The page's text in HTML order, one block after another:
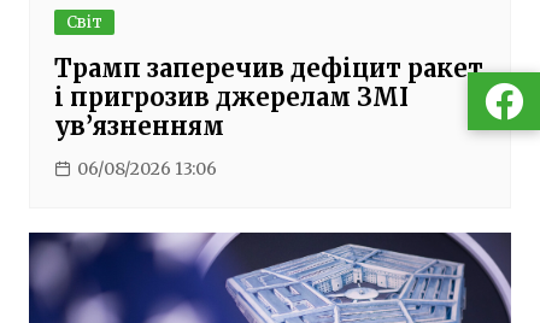
Світ
Трамп заперечив дефіцит ракет
і пригрозив джерелам ЗМІ
ув’язненням
06/08/2026 13:06